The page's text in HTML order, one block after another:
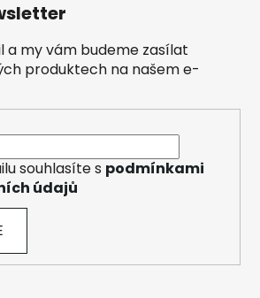
a my vám budeme zasílat
produktech na našem e-
souhlasíte s podmínkami
údajů